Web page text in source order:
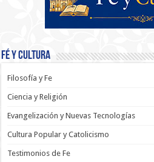
Fé y Cultura
Filosofía y Fe
Ciencia y Religión
Evangelización y Nuevas Tecnologías
Cultura Popular y Catolicismo
Testimonios de Fe